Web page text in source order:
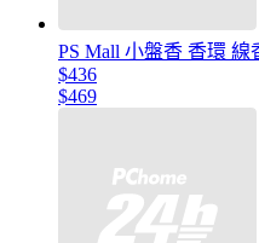
PS Mall 小盤香 香環
$436
$469